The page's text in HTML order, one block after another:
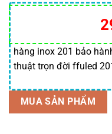
5.00trên 5
dựa trên
4
đánh giá
hàng inox 201 bảo
thuật trọn đời ffuled
MUA SẢN PHẨM